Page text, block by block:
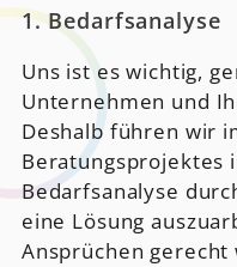
1. Bedarfsanalyse
Uns ist es wichtig,
Unternehmen und
Deshalb führen wir
Beratungsprojektes
Bedarfsanalyse
eine Lösung
Ansprüchen gerecht